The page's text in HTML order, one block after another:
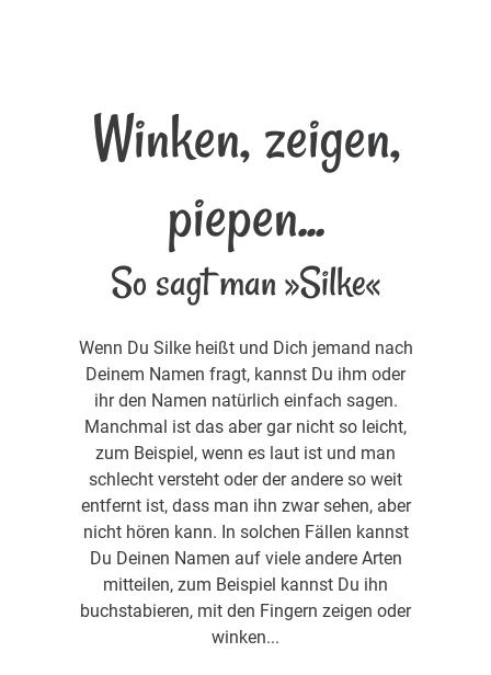
Winken, zeigen,
piepen...
So sagt man »Silke«
Wenn Du Silke heißt und Dich jemand nach
Deinem Namen fragt, kannst Du ihm oder
ihr den Namen natürlich einfach sagen.
Manchmal ist das aber gar nicht so leicht,
zum Beispiel, wenn es laut ist und man
schlecht versteht oder der andere so weit
entfernt ist, dass man ihn zwar sehen, aber
nicht hören kann. In solchen Fällen kannst
Du Deinen Namen auf viele andere Arten
mitteilen, zum Beispiel kannst Du ihn
buchstabieren, mit den Fingern zeigen oder
winken...